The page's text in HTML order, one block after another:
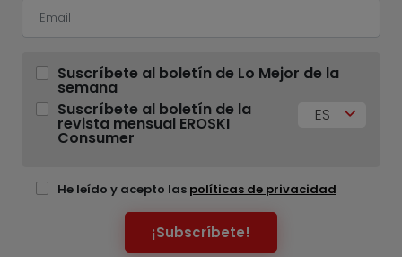
Suscríbete al boletín de Lo Mejor de la
semana
Suscríbete al boletín de la
revista mensual EROSKI
Consumer
ES
He leído y acepto las políticas de privacidad
¡Subscríbete!